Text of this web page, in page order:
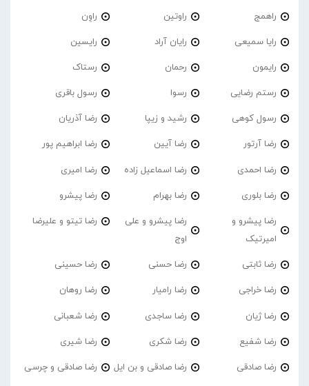
راهمج راوتین راوِن
رایا سمیعی رایان آراد رایسین
رایمون رحمان رستاک
رستم رضایی رسوا رسول باقری
رسول کوهی رشید و زیپا رضا آذریان
رضا آرتور رضا آیین رضا ابراهیم پور
رضا احمدی رضا اسماعیل زاده رضا امیری
رضا بلوری رضا بهرام رضا پیشرو
رضا پیشرو و
امیرتیک
رضا پیشرو و علی
اوج
رضا تیتو و علیرضا
رضا ثابتی رضا حسنی رضا حسینی
رضا خراجی رضا رامیار رضا روهان
رضا ژیان رضا ساجدی رضا شعبانی
رضا شفیع رضا شکری رضا شیری
رضا صادقی رضا صادقی و بن ایل رضا صادقی و چرسی